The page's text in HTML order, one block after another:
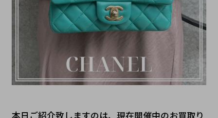
本日ご紹介致しますのは、現在開催中のお買取り